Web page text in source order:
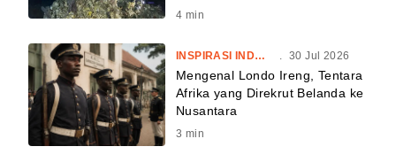
4 min
INSPIRASI INDONESIA 30 Jul 2026
Mengenal Londo Ireng, Tentara
Afrika yang Direkrut Belanda ke
Nusantara
3 min